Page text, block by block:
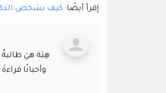
إقرأ أيضًا: كيف يشخص
هِبَة هيَ
وأحيانًا